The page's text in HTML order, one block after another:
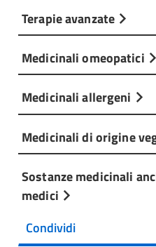
Terapie avanzate
Medicinali omeopatici
Medicinali allergeni
Medicinali di origine
Sostanze medicinali
medici
Condividi